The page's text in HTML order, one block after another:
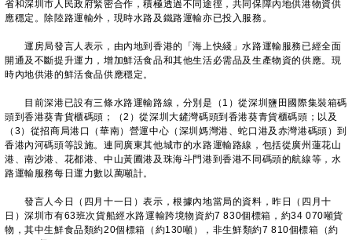
省和深圳市人民政府緊密合作，積極透過不同途徑，共同保障內地供港物資供
應穩定。除陸路運輸外，現時水路及鐵路運輸亦已投入服務。
運房局發言人表示，由內地到香港的「海上快綫」水路運輸服務已經全面
開通及不斷提升運力，增加鮮活食品和其他生活必需品及生產物資的供應。現
時內地供港的鮮活食品供應穩定。
目前深港已設有三條水路運輸路線，分別是（1）從深圳鹽田國際集裝箱碼
頭到香港葵青貨櫃碼頭；（2）從深圳大鏟灣碼頭到香港葵青貨櫃碼頭；以及
（3）從招商局港口（華南）營運中心（深圳媽灣港、蛇口港及赤灣港碼頭）到
香港內河碼頭等設施。連同廣東其他城市的水路運輸路線，包括從廣州蓮花山
港、南沙港、花都港、中山黃圃港及珠海斗門港到香港不同碼頭的航線等，水
路運輸服務每日運力數以萬噸計。
發言人今日（四月十一日）表示，根據內地當局的資料，昨日（四月十
日）深圳市有63班次貨船經水路運輸跨境物資約7 830個標箱，約34 070噸貨
物，其中生鮮食品類約20個標箱（約130噸），非生鮮類約7 810個標箱（約